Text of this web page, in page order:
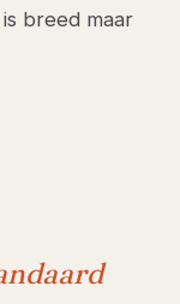
breed maar